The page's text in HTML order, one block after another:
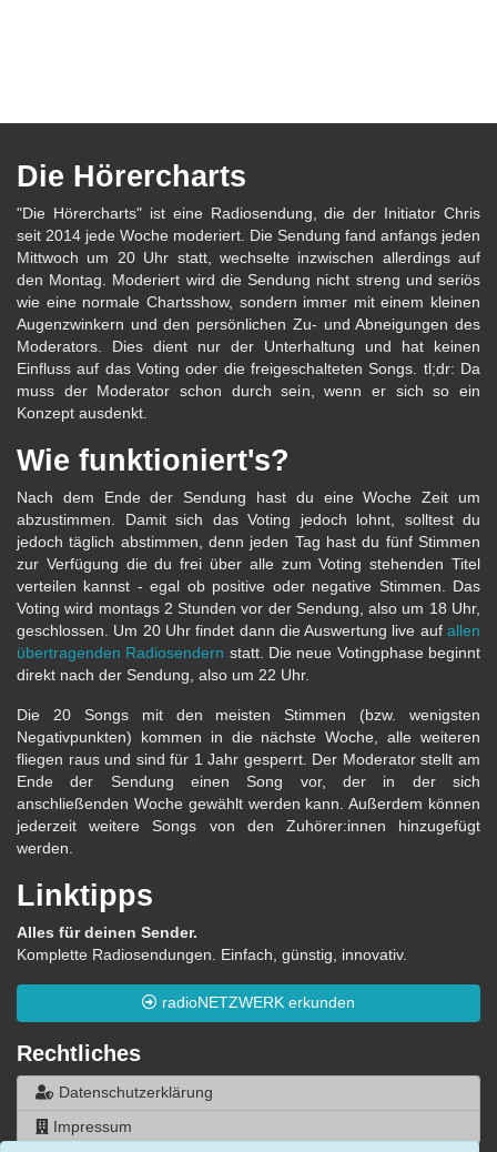
Die Hörercharts
"Die Hörercharts" ist eine Radiosendung, die der Initiator Chris
seit 2014 jede Woche moderiert. Die Sendung fand anfangs jeden
Mittwoch um 20 Uhr statt, wechselte inzwischen allerdings auf
den Montag. Moderiert wird die Sendung nicht streng und seriös
wie eine normale Chartsshow, sondern immer mit einem kleinen
Augenzwinkern und den persönlichen Zu- und Abneigungen des
Moderators. Dies dient nur der Unterhaltung und hat keinen
Einfluss auf das Voting oder die freigeschalteten Songs. tl;dr: Da
muss der Moderator schon durch sein, wenn er sich so ein
Konzept ausdenkt.
Wie funktioniert's?
Nach dem Ende der Sendung hast du eine Woche Zeit um
abzustimmen. Damit sich das Voting jedoch lohnt, solltest du
jedoch täglich abstimmen, denn jeden Tag hast du fünf Stimmen
zur Verfügung die du frei über alle zum Voting stehenden Titel
verteilen kannst - egal ob positive oder negative Stimmen. Das
Voting wird montags 2 Stunden vor der Sendung, also um 18 Uhr,
geschlossen. Um 20 Uhr findet dann die Auswertung live auf allen
übertragenden Radiosendern statt. Die neue Votingphase beginnt
direkt nach der Sendung, also um 22 Uhr.
Die 20 Songs mit den meisten Stimmen (bzw. wenigsten
Negativpunkten) kommen in die nächste Woche, alle weiteren
fliegen raus und sind für 1 Jahr gesperrt. Der Moderator stellt am
Ende der Sendung einen Song vor, der in der sich
anschließenden Woche gewählt werden kann. Außerdem können
jederzeit weitere Songs von den Zuhörer:innen hinzugefügt
werden.
Linktipps
Alles für deinen Sender.
Komplette Radiosendungen. Einfach, günstig, innovativ.
radioNETZWERK erkunden
Rechtliches
Datenschutzerklärung
Impressum